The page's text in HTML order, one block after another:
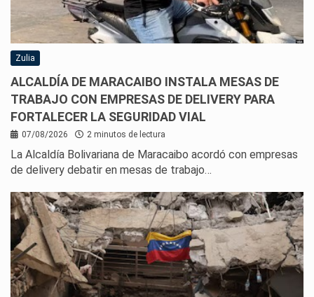
Zulia
ALCALDÍA DE MARACAIBO INSTALA MESAS DE
TRABAJO CON EMPRESAS DE DELIVERY PARA
FORTALECER LA SEGURIDAD VIAL
07/08/2026 2 minutos de lectura
La Alcaldía Bolivariana de Maracaibo acordó con empresas
de delivery debatir en mesas de trabajo…